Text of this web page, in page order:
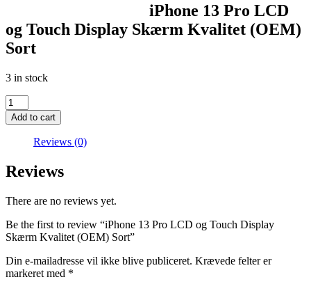
iPhone 13 Pro LCD
og Touch Display Skærm Kvalitet (OEM)
Sort
3 in stock
iPhone
13
Pro
Touch
Display
Kvalitet
Sort
quantity
Add to cart
Reviews (0)
Reviews
There are no reviews yet.
Be the first to review “iPhone 13 Pro LCD og Touch Display
Skærm Kvalitet (OEM) Sort”
Din e-mailadresse vil ikke blive publiceret. Krævede felter er
markeret med *